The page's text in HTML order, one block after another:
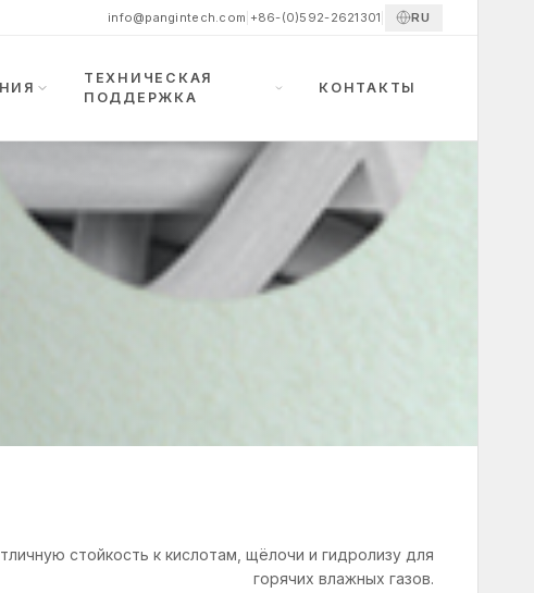
info@pangintech.com +86-(0)592-2621301 RU
ТЕХНИЧЕСКАЯ
ПОДДЕРЖКА
КОНТАКТЫ
стойкость к кислотам, щёлочи и гидролизу для
горячих влажных газов.